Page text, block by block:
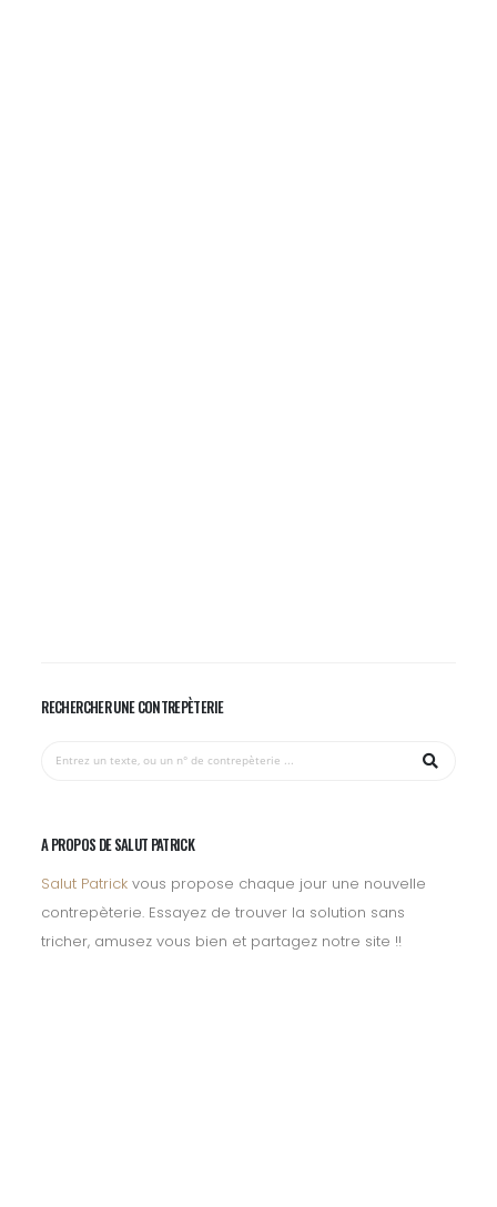
RECHERCHER UNE CONTREPÈTERIE
A PROPOS DE SALUT PATRICK
Salut Patrick vous propose chaque jour une nouvelle
contrepèterie. Essayez de trouver la solution sans
tricher, amusez vous bien et partagez notre site !!